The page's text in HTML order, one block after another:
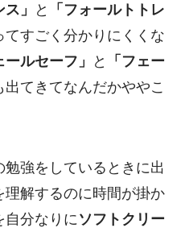
」
と
「フォールトトレ
てすごく分かりにくくな
ールセーフ」 と
「フェー
出てきてなんだかややこ
強をしているときに出
解するのに時間が掛か
自分なりに ソフトクリー